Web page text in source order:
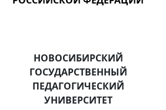
НОВОСИБИРСКИЙ
ГОСУДАРСТВЕННЫЙ
ПЕДАГОГИЧЕСКИЙ
УНИВЕРСИТЕТ